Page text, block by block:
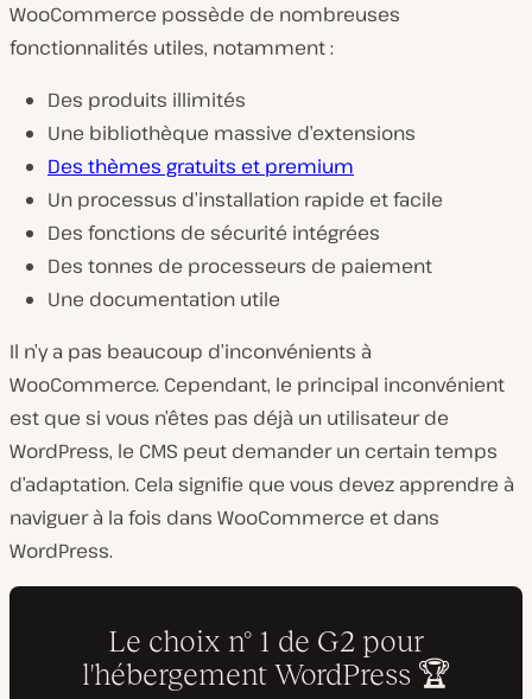
WooCommerce possède de nombreuses
fonctionnalités utiles, notamment :
Des produits illimités
Une bibliothèque massive d’extensions
Des thèmes gratuits et premium
Un processus d’installation rapide et facile
Des fonctions de sécurité intégrées
Des tonnes de processeurs de paiement
Une documentation utile
Il n’y a pas beaucoup d’inconvénients à
WooCommerce. Cependant, le principal inconvénient
est que si vous n’êtes pas déjà un utilisateur de
WordPress, le CMS peut demander un certain temps
d’adaptation. Cela signifie que vous devez apprendre à
naviguer à la fois dans WooCommerce et dans
WordPress.